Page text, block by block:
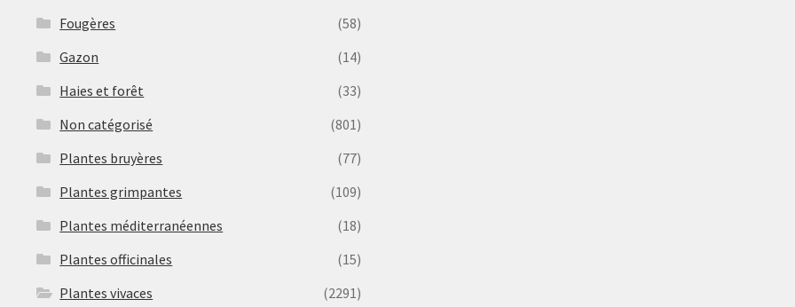
Fougères
(58)
Gazon
(14)
Haies et forêt
(33)
Non catégorisé
(801)
Plantes bruyères
(77)
Plantes grimpantes
(109)
Plantes méditerranéennes
(18)
Plantes officinales
(15)
Plantes vivaces
(2291)